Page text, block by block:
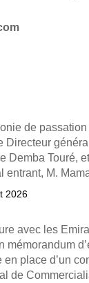
de
Directeur
Demba Touré,
entrant, M.
2026
avec les
mémorandum
en place d’un
de